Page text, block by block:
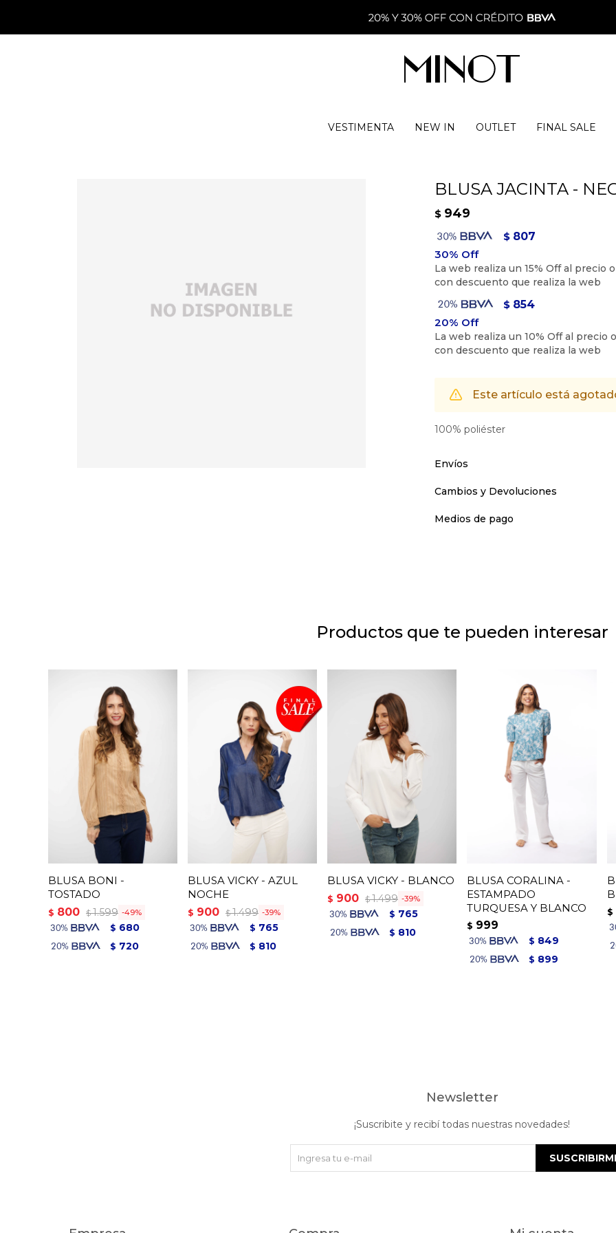
VESTIMENTA NEW IN OUTLET FINAL SALE
BLUSA JACINTA -
$ 949
$ 807
$ 854
Este artículo está
100% poliéster
Envíos
Cambios y Devoluciones
Medios de pago
Productos que te pueden interesar
BLUSA BONI -
TOSTADO
$ 800 $ 1.599 49
$ 680
$ 720
BLUSA VICKY - AZUL
NOCHE
$ 900 $ 1.499 39
$ 765
$ 810
BLUSA VICKY - BLANCO
$ 900 $ 1.499 39
$ 765
$ 810
BLUSA CORALINA -
ESTAMPADO
TURQUESA Y BLANCO
$ 999
$ 849
$ 899
$
Newsletter
¡Suscribite y recibí todas nuestras novedades!